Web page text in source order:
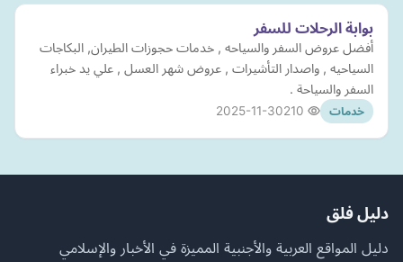
بوابة الرحلات للسفر
أفضل عروض السفر والسياحه , خدمات حجوزات الطيران, البكاجات
السياحيه , واصدار التأشيرات , عروض شهر العسل , علي يد خبراء
السفر والسياحة .
خدمات 2025-11-30
دليل فلق
دليل المواقع العربية والأجنبية المميزة في الأخبار والإسلامي